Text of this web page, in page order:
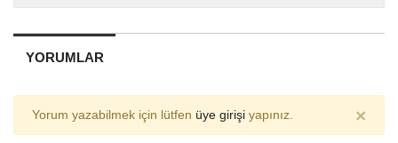
YORUMLAR
Yorum yazabilmek için lütfen üye girişi yapınız. ×